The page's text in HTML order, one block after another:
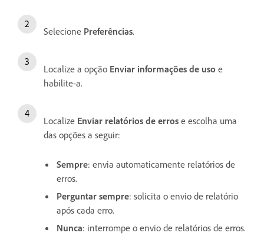
Selecione Preferências.
Localize a opção Enviar informações de uso e
habilite-a.
Localize Enviar relatórios de erros e escolha uma
das opções a seguir:
Sempre: envia automaticamente relatórios de
erros.
Perguntar sempre: solicita o envio de relatório
após cada erro.
Nunca: interrompe o envio de relatórios de erros.